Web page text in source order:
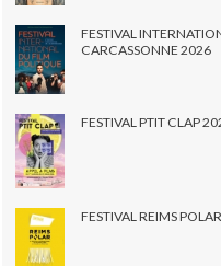
FESTIVAL
CARCASSONNE 2026
FESTIVAL PTIT CLAP
FESTIVAL REIMS